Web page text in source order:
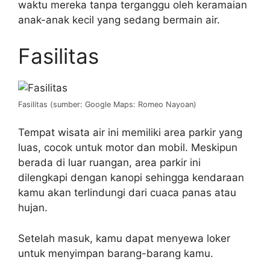
waktu mereka tanpa terganggu oleh keramaian
anak-anak kecil yang sedang bermain air.
Fasilitas
Fasilitas (sumber: Google Maps: Romeo Nayoan)
Tempat wisata air ini memiliki area parkir yang
luas, cocok untuk motor dan mobil. Meskipun
berada di luar ruangan, area parkir ini
dilengkapi dengan kanopi sehingga kendaraan
kamu akan terlindungi dari cuaca panas atau
hujan.
Setelah masuk, kamu dapat menyewa loker
untuk menyimpan barang-barang kamu.